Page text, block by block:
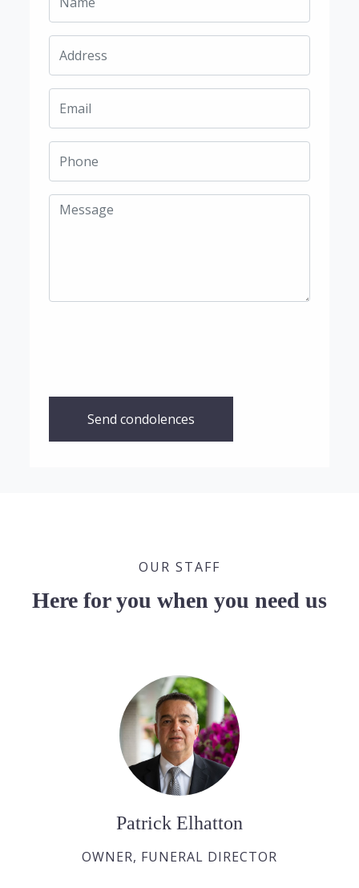
Send condolences
OUR STAFF
Here for you when you need us
Patrick Elhatton
OWNER, FUNERAL DIRECTOR